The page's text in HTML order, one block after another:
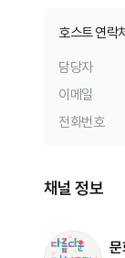
호스트 연락
담당자
이메일
전화번호
채널 정보
문